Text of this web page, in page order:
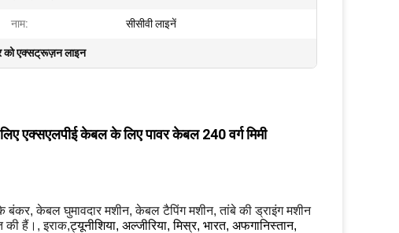
नाम: सीसीवी लाइनें
को एक्सट्रूज़न लाइन
एक्सएलपीई केबल के लिए पावर केबल 240 वर्ग मिमी
बंकर, केबल घुमावदार मशीन, केबल टैपिंग मशीन, तांबे की ड्राइंग मशीन
की हैं।, इराक,ट्यूनीशिया, अल्जीरिया, मिस्र, भारत, अफगानिस्तान,